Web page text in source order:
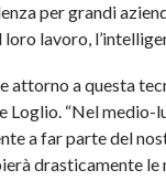
per grandi
lavoro,
attorno a questa
Loglio. “Nel
a far parte del
drasticamente le